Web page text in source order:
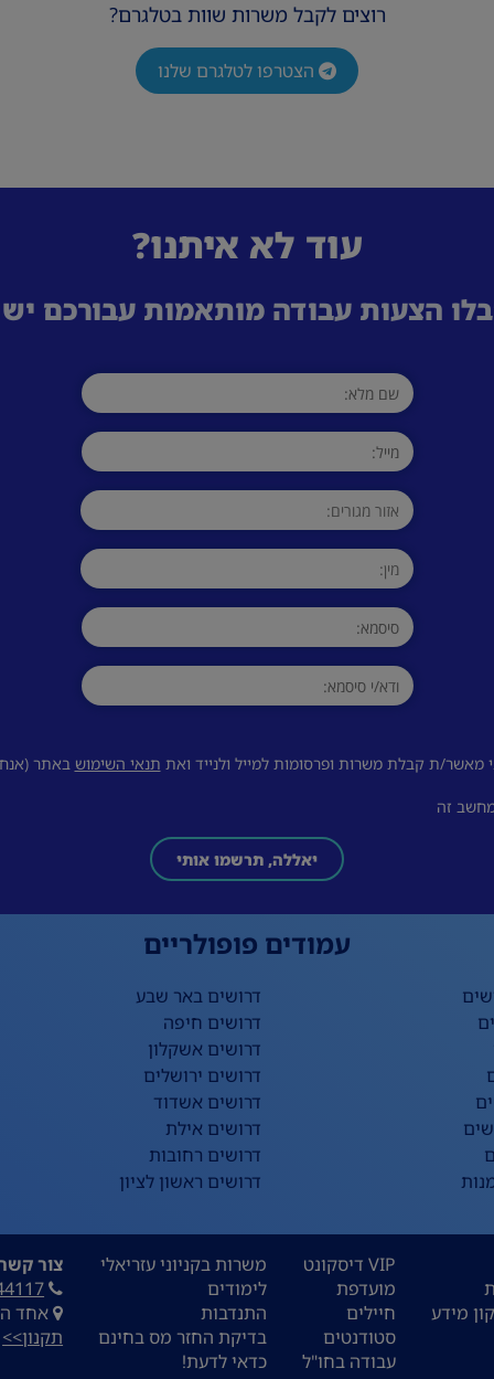
רוצים לקבל משרות שוות בטלגרם?
הצטרפו לטלגרם שלנו
עוד לא איתנו?
הצעות עבודה מותאמות עבורכם
מאשר/ת קבלת משרות ופרסומות למייל ולנייד ואת תנאי השימוש באתר
זה
יאללה, תרשמו אותי
עמודים פופולריים
דרושים באר שבע
דרושים חיפה
דרושים אשקלון
דרושים ירושלים
דרושים אשדוד
דרושים אילת
דרושים רחובות
דרושים ראשון לציון
מידע
VIP דיסקונט
מועדפת
חיילים
סטודנטים
עבודה בחו"ל
משרות בקניוני עזריאלי
לימודים
התנדבות
בדיקת החזר מס בחינם
כדאי לדעת!
צור
אחד העם 9,
תקנון>>